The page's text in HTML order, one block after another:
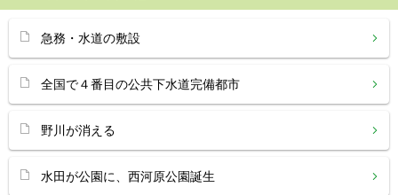
急務・水道の敷設
全国で４番目の公共下水道完備都市
野川が消える
水田が公園に、西河原公園誕生